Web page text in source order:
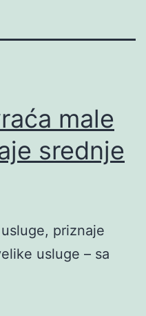
male
srednje
priznaje
usluge – sa